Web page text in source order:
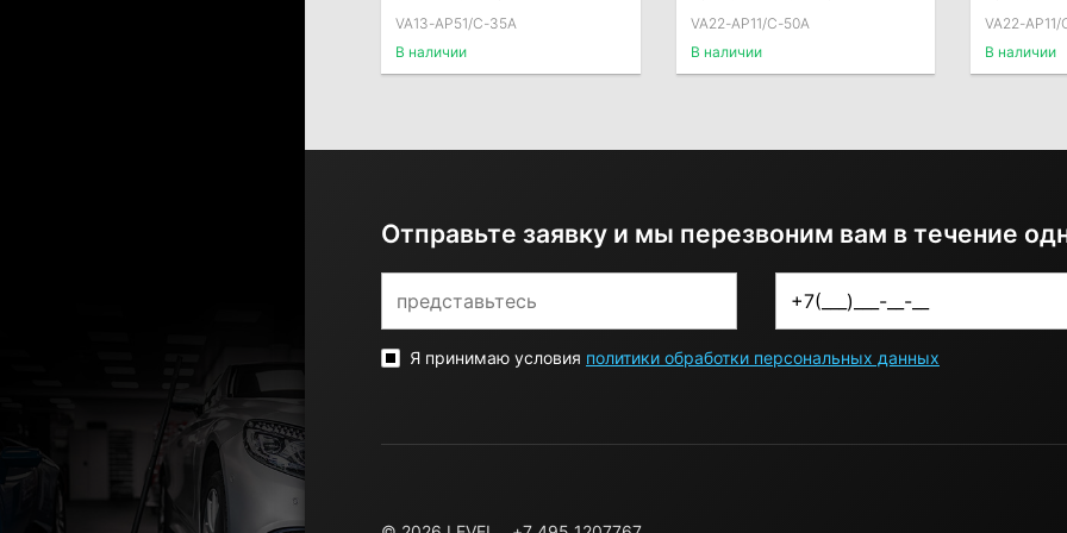
VA13-AP51/C-35A
В наличии
VA22-AP11/C-50A
В наличии
VA22-AP11/
В наличии
Отправьте заявку и мы перезвоним вам в течение
Я принимаю условия политики обработки персональных данных